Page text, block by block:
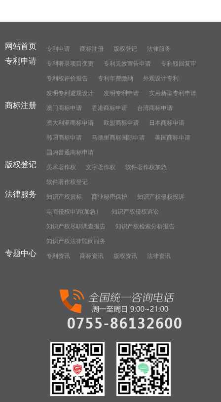
网站首页 专利申请 商标注册 版权登记 法律服务
专利申请 专利著录项目变更 专利无效宣告申请 专利驳回复审
专利权评价报告 专利年费缴纳 外观设计专利
发明专利避规设计 发明专利申请 实用新型专利申请
商标注册 澳门商标申请 香港商标申请 台湾商标申请
澳大利亚商标申请 欧盟商标申请 日本商标申请
韩国商标申请 马德里商标国际申请 美国商标申请
国内普通商标申请
版权登记 美术著作权 文字著作权 软件著作权加急
软件著作权登记
法律服务 知识产权贯标 商业秘密保护 知识产权侵权投诉
电商侵权申诉(加急） 知识产权侵权诉讼
知识产权尽职调查报告 知识产权检索分析报告
知识产权法律顾问服务
专题中心 专利资讯 商标资讯 版权资讯 法律资讯